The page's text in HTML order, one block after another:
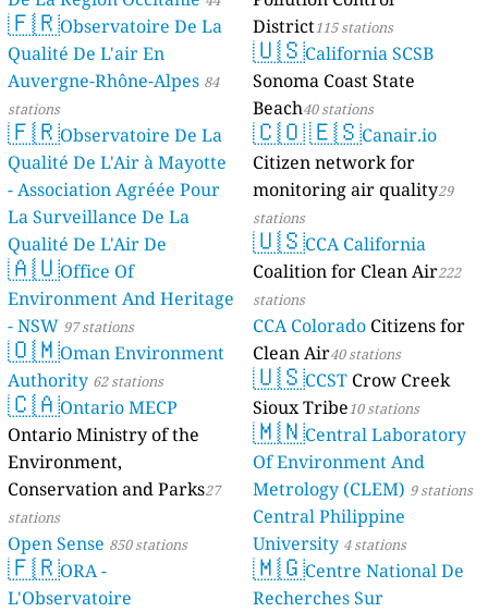
District115 stations
🇺🇸California SCSB
Sonoma Coast State
Beach40 stations
🇨🇴🇪🇸Canair.io
Citizen network for
monitoring air quality29
stations
🇺🇸CCA California
Coalition for Clean Air222
stations
CCA Colorado Citizens for
Clean Air40 stations
🇺🇸CCST Crow Creek
Sioux Tribe10 stations
🇲🇳Central Laboratory
Of Environment And
Metrology (CLEM) 9 stations
Central Philippine
University4 stations
🇲🇬Centre National De
Recherches Sur
stations
🇫🇷Observatoire De La
Qualité De L'air En
Auvergne-Rhône-Alpes 84
stations
🇫🇷Observatoire De La
Qualité De L'Air à Mayotte
- Association Agréée Pour
La Surveillance De La
Qualité De L'Air De
Mayotte 4 stations
🇦🇺Office Of
Environment And Heritage
- NSW 97 stations
🇴🇲Oman Environment
Authority 62 stations
🇨🇦Ontario MECP
Ontario Ministry of the
Environment,
Conservation and Parks27
stations
Open Sense 850 stations
🇫🇷ORA -
L'Observatoire